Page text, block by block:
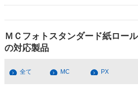
ＭＣフォトスタンダード紙ロー
の対応製品
全て MC PX